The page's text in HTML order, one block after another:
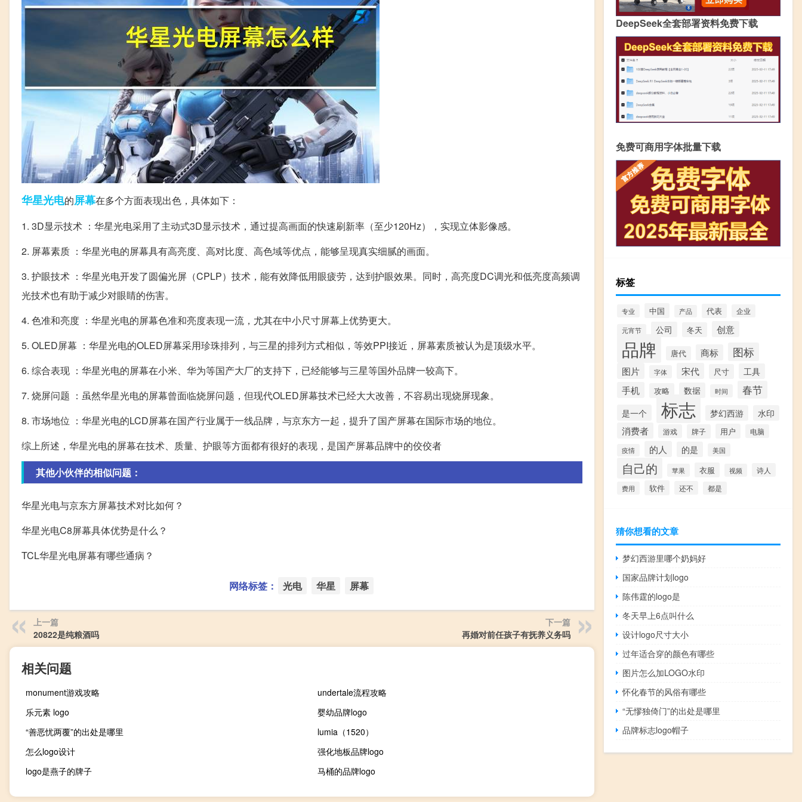
华星光电的屏幕在多个方面表现出色，具体如下：
1. 3D显示技术 ：华星光电采用了主动式3D显示技术，通过提高画面的快速刷新率（至少120Hz），实现立体影像感。
2. 屏幕素质 ：华星光电的屏幕具有高亮度、高对比度、高色域等优点，能够呈现真实细腻的画面。
3. 护眼技术 ：华星光电开发了圆偏光屏（CPLP）技术，能有效降低用眼疲劳，达到护眼效果。同时，高亮度DC调光和低亮度高频调
光技术也有助于减少对眼睛的伤害。
4. 色准和亮度 ：华星光电的屏幕色准和亮度表现一流，尤其在中小尺寸屏幕上优势更大。
5. OLED屏幕 ：华星光电的OLED屏幕采用珍珠排列，与三星的排列方式相似，等效PPI接近，屏幕素质被认为是顶级水平。
6. 综合表现 ：华星光电的屏幕在小米、华为等国产大厂的支持下，已经能够与三星等国外品牌一较高下。
7. 烧屏问题 ：虽然华星光电的屏幕曾面临烧屏问题，但现代OLED屏幕技术已经大大改善，不容易出现烧屏现象。
8. 市场地位 ：华星光电的LCD屏幕在国产行业属于一线品牌，与京东方一起，提升了国产屏幕在国际市场的地位。
综上所述，华星光电的屏幕在技术、质量、护眼等方面都有很好的表现，是国产屏幕品牌中的佼佼者
其他小伙伴的相似问题：
华星光电与京东方屏幕技术对比如何？
华星光电C8屏幕具体优势是什么？
TCL华星光电屏幕有哪些通病？
网络标签： 光电 华星 屏幕
上一篇
20822是纯粮酒吗
下一篇
再婚对前任孩子有抚养义务吗
相关问题
monument游戏攻略
undertale流程攻略
乐元素 logo
婴幼品牌logo
“善恶忧两覆”的出处是哪里
lumia（1520）
怎么logo设计
强化地板品牌logo
logo是燕子的牌子
马桶的品牌logo
DeepSeek全套部署资料免费下载
免费可商用字体批量下载
标签
专业 中国 产品 代表 企业
元宵节 公司 冬天 创意
品牌 唐代 商标 图标
图片 字体 宋代 尺寸 工具
手机 攻略 数据 时间 春节
是一个 标志 梦幻西游 水印
消费者 游戏 牌子 用户 电脑
疫情 的人 的是 美国
自己的 苹果 衣服 视频 诗人
费用 软件 还不 都是
猜你想看的文章
梦幻西游里哪个奶妈好
国家品牌计划logo
陈伟霆的logo是
冬天早上6点叫什么
设计logo尺寸大小
过年适合穿的颜色有哪些
图片怎么加LOGO水印
怀化春节的风俗有哪些
“无憀独倚门”的出处是哪里
品牌标志logo帽子